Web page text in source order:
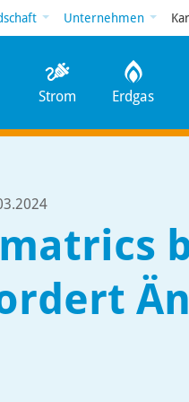
Unternehmen
Strom Erdgas